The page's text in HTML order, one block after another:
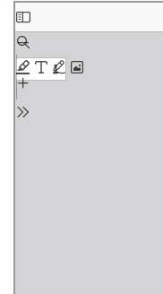
Skip
to
PDF
content